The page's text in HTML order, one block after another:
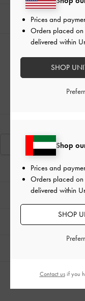
39
Shop
Prices and
Orders placed on
delivered within
SHOP
Prices and
Orders placed on
delivered within
SHOP
Contact usif you